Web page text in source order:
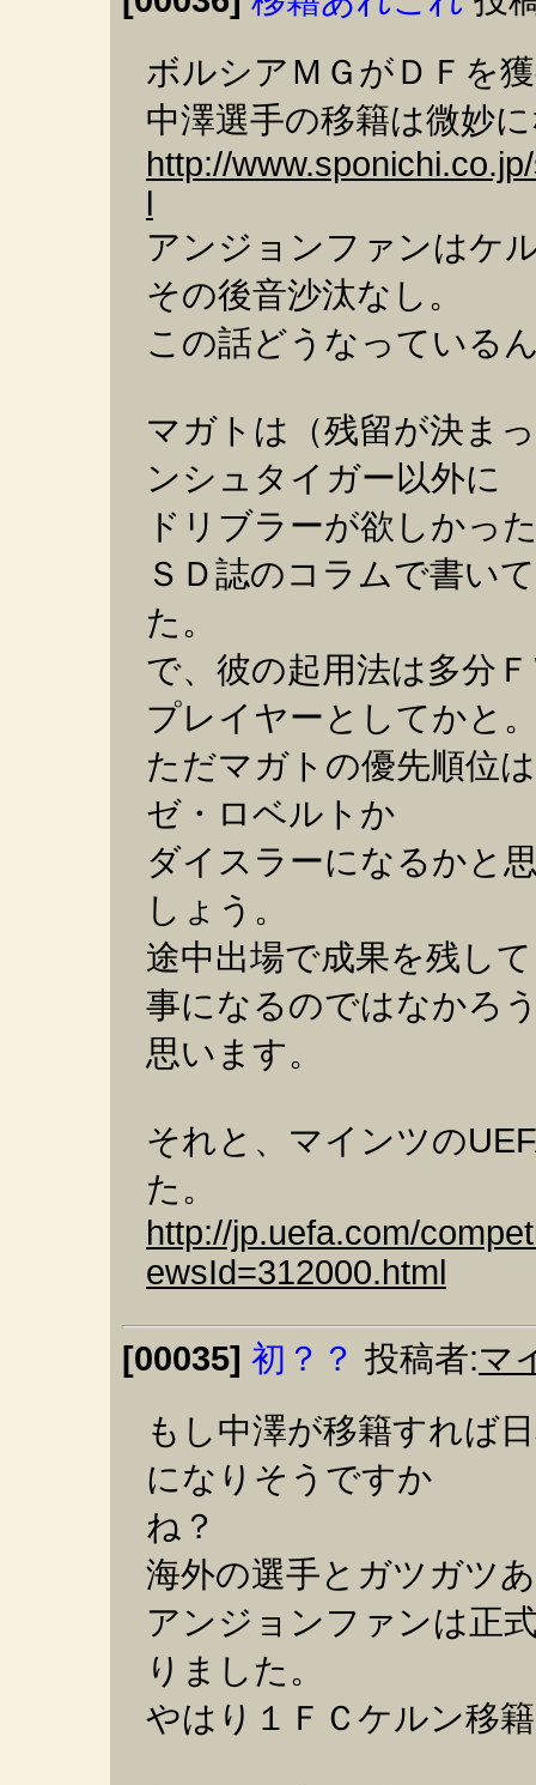
ボルシアＭＧがＤＦを
中澤選手の移籍は微妙
http://
l
アンジョンファンはケ
その後音沙汰なし。
この話どうなっている
マガトは（残留が決ま
ンシュタイガー以外に
ドリブラーが欲しかっ
ＳＤ誌のコラムで書い
た。
で、彼の起用法は多分
プレイヤーとしてかと
ただマガトの優先順位
ゼ・ロベルトか
ダイスラーになるかと
しょう。
途中出場で成果を残し
事になるのではなかろ
思います。
それと、マインツの
た。
http://jp.uefa.com/
ewsId=312000.html
[00035] 初？？ 投稿者:マ
もし中澤が移籍すれば
になりそうですか
ね？
海外の選手とガツガツ
アンジョンファンは正
りました。
やはり１ＦＣケルン移